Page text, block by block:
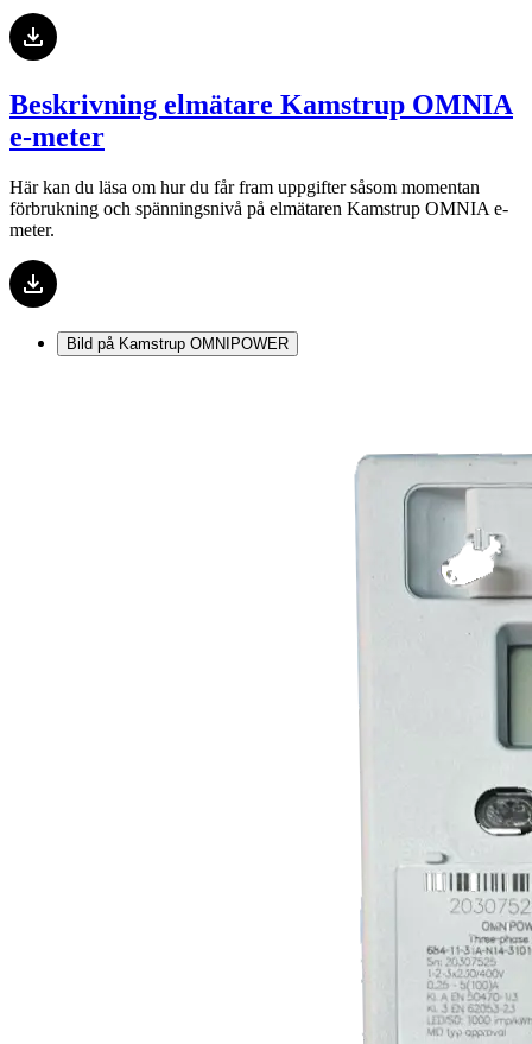
Beskrivning elmätare Kamstrup OMNIA
e-meter
Här kan du läsa om hur du får fram uppgifter såsom momentan
förbrukning och spänningsnivå på elmätaren Kamstrup OMNIA e-
meter.
Bild på Kamstrup OMNIPOWER